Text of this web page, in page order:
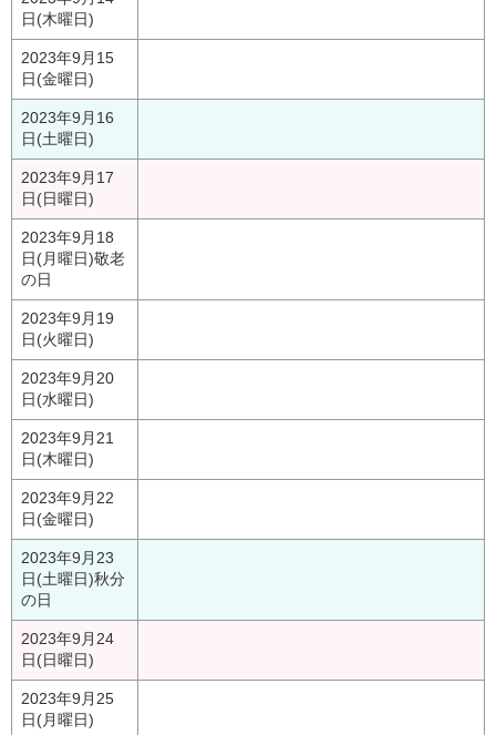
日(木曜日)
2023年9月15
日(金曜日)
2023年9月16
日(土曜日)
2023年9月17
日(日曜日)
2023年9月18
日(月曜日)敬老
の日
2023年9月19
日(火曜日)
2023年9月20
日(水曜日)
2023年9月21
日(木曜日)
2023年9月22
日(金曜日)
2023年9月23
日(土曜日)秋分
の日
2023年9月24
日(日曜日)
2023年9月25
日(月曜日)